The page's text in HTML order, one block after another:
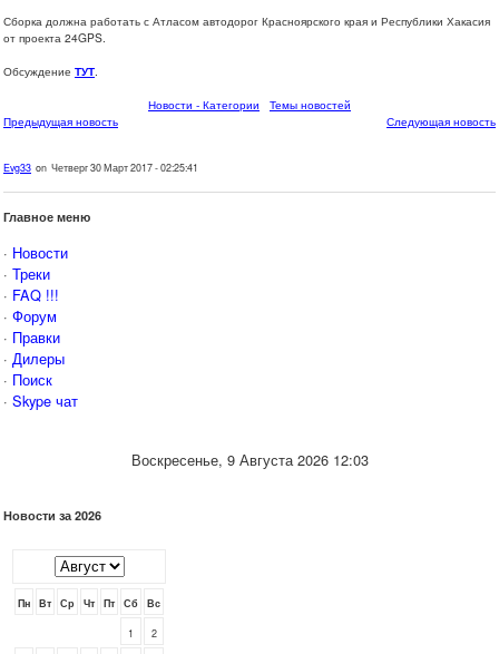
Сборка должна работать с Атласом автодорог Красноярского края и Республики Хакасия
от проекта 24GPS.
Обсуждение ТУТ.
Новости - Категории
Темы новостей
Предыдущая новость
Следующая новость
Evg33 on Четверг 30 Март 2017 - 02:25:41
Главное меню
· Новости
· Треки
· FAQ !!!
· Форум
· Правки
· Дилеры
· Поиск
· Skype чат
Воскресенье, 9 Августа 2026 12:03
Новости за 2026
Пн Вт Ср Чт Пт Сб Вс
1 2